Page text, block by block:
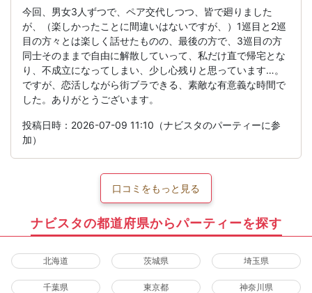
今回、男女3人ずつで、ペア交代しつつ、皆で廻りました
が、（楽しかったことに間違いはないですが、）1巡目と2巡
目の方々とは楽しく話せたものの、最後の方で、3巡目の方
同士そのままで自由に解散していって、私だけ直で帰宅とな
り、不成立になってしまい、少し心残りと思っています…。
ですが、恋活しながら街ブラできる、素敵な有意義な時間で
した。ありがとうございます。
投稿日時：2026-07-09 11:10（ナビスタのパーティーに参
加）
口コミをもっと見る
ナビスタの都道府県からパーティーを探す
北海道 茨城県 埼玉県
千葉県 東京都 神奈川県